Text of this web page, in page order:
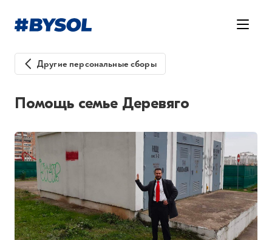
Другие персональные сборы
Помощь семье Деревяго